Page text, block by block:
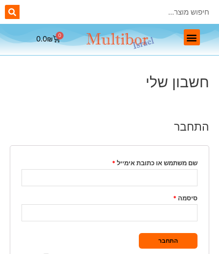
0.0₪
חשבון שלי
התחבר
שם משתמש או כתובת אימייל *
סיסמה *
התחבר